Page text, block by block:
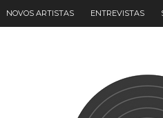
NOVOS ARTISTAS ENTREVISTAS